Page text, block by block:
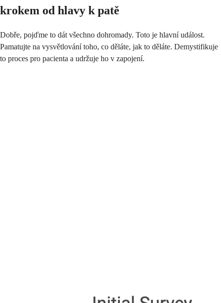
krokem od hlavy k patě
Dobře, pojďme to dát všechno dohromady. Toto je hlavní událost.
Pamatujte na vysvětlování toho, co děláte, jak to děláte. Demystifikuje
to proces pro pacienta a udržuje ho v zapojení.